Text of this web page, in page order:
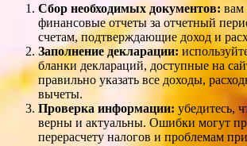
Сбор необходимых документов: вам
финансовые отчеты за отчетный
счетам, подтверждающие доход и
Заполнение декларации:
бланки деклараций, доступные на
правильно указать все доходы,
вычеты.
Проверка информации: убедитесь,
верны и актуальны. Ошибки могут
перерасчету налогов и проблемам